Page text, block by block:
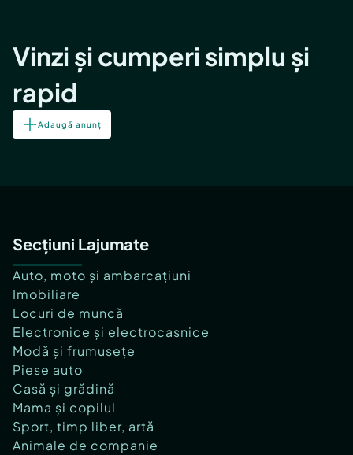
Vinzi și cumperi simplu și
rapid
Adaugă anunț
Secțiuni Lajumate
Auto, moto și ambarcațiuni
Imobiliare
Locuri de muncă
Electronice și electrocasnice
Modă și frumusețe
Piese auto
Casă și grădină
Mama și copilul
Sport, timp liber, artă
Animale de companie